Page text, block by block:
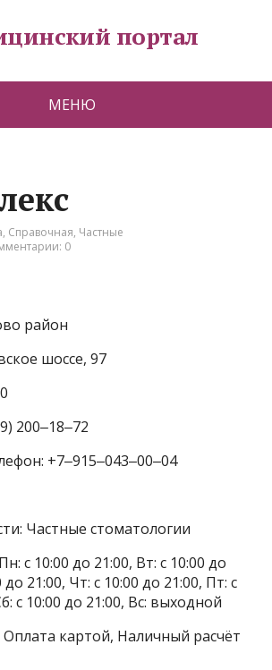
портал
МЕНЮ
, Справочная, Частные
0
район
шоссе, 97
200‒18‒72
+7‒915‒043‒00‒04
Частные стоматологии
с 10:00 до 21:00, Вт: с 10:00 до
до 21:00, Чт: с 10:00 до 21:00, Пт: с
с 10:00 до 21:00, Вс: выходной
картой, Наличный расчёт